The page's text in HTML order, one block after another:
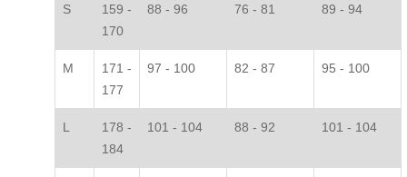
S
159 -
170
88 - 96 76 - 81 89 - 94
M
171 -
177
97 - 100 82 - 87 95 - 100
L
178 -
184
101 - 104 88 - 92 101 - 104